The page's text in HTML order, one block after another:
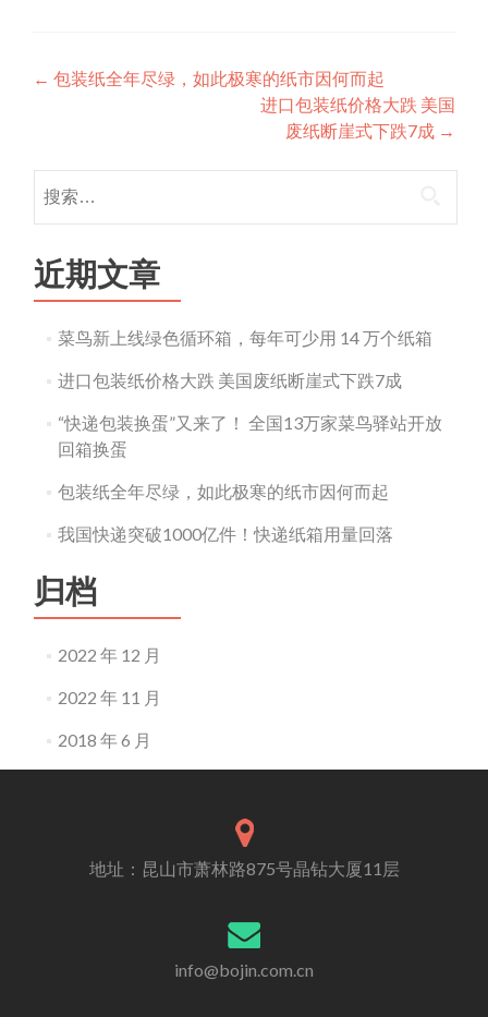
Post
← 包装纸全年尽绿，如此极寒的纸市因何而起
进口包装纸价格大跌 美国
废纸断崖式下跌7成 →
索：
近期文章
菜鸟新上线绿色循环箱，每年可少用 14 万个纸箱
进口包装纸价格大跌 美国废纸断崖式下跌7成
“快递包装换蛋”又来了！ 全国13万家菜鸟驿站开放
回箱换蛋
包装纸全年尽绿，如此极寒的纸市因何而起
我国快递突破1000亿件！快递纸箱用量回落
归档
2022 年 12 月
2022 年 11 月
2018 年 6 月
地址：昆山市萧林路875号晶钻大厦11层
info@bojin.com.cn